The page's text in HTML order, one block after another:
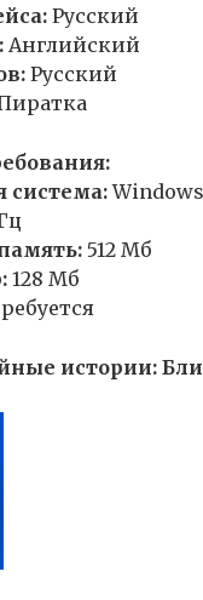
Русский
Английский
Русский
система:
512 Мб
128 Мб
истории: